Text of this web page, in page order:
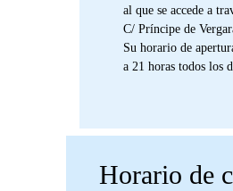
al que se accede a
C/ Príncipe de
Su horario de
a 21 horas todos los
Horario de